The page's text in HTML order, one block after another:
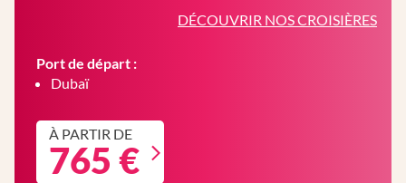
DÉCOUVRIR NOS CROISIÈRES
Port de départ :
Dubaï
À PARTIR DE
765 €